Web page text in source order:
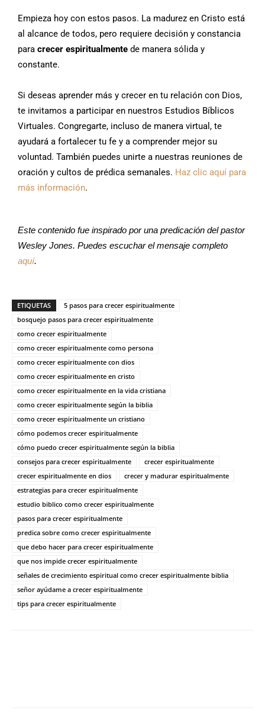
Empieza hoy con estos pasos. La madurez en Cristo está
al alcance de todos, pero requiere decisión y constancia
para crecer espiritualmente de manera sólida y
constante.
Si deseas aprender más y crecer en tu relación con Dios,
te invitamos a participar en nuestros Estudios Bíblicos
Virtuales. Congregarte, incluso de manera virtual, te
ayudará a fortalecer tu fe y a comprender mejor su
voluntad. También puedes unirte a nuestras reuniones de
oración y cultos de prédica semanales. Haz clic aquí para
más información.
Este contenido fue inspirado por una predicación del pastor
Wesley Jones. Puedes escuchar el mensaje completo
aquí.
ETIQUETAS
5 pasos para crecer espiritualmente
bosquejo pasos para crecer espiritualmente
como crecer espiritualmente
como crecer espiritualmente como persona
como crecer espiritualmente con dios
como crecer espiritualmente en cristo
como crecer espiritualmente en la vida cristiana
como crecer espiritualmente según la biblia
como crecer espiritualmente un cristiano
cómo podemos crecer espiritualmente
cómo puedo crecer espiritualmente según la biblia
consejos para crecer espiritualmente
crecer espiritualmente
crecer espiritualmente en dios
crecer y madurar espiritualmente
estrategias para crecer espiritualmente
estudio biblico como crecer espiritualmente
pasos para crecer espiritualmente
predica sobre como crecer espiritualmente
que debo hacer para crecer espiritualmente
que nos impide crecer espiritualmente
señales de crecimiento espiritual como crecer espiritualmente biblia
señor ayúdame a crecer espiritualmente
tips para crecer espiritualmente